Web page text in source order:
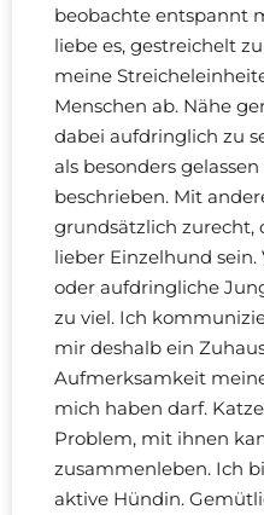
beobachte entspannt
liebe es, gestreichelt
meine
Menschen ab. Nähe
dabei aufdringlich zu
als besonders
beschrieben. Mit
grundsätzlich zurecht,
lieber Einzelhund
oder aufdringliche
zu viel. Ich
mir deshalb ein
Aufmerksamkeit
mich haben darf.
Problem, mit ihnen
zusammenleben. Ich
aktive Hündin.